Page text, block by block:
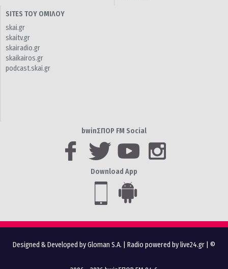
SITES ΤΟΥ ΟΜΙΛΟΥ
skai.gr
skaitv.gr
skairadio.gr
skaikairos.gr
podcast.skai.gr
bwinΣΠΟΡ FM Social
Download App
Designed & Developed by Gloman S.A. Radio powered by live24.gr | ©